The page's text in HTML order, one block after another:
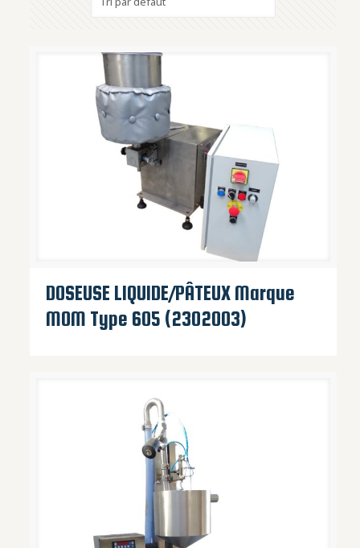
DOSEUSE LIQUIDE/PÂTEUX Marque
MOM Type 605 (2302003)